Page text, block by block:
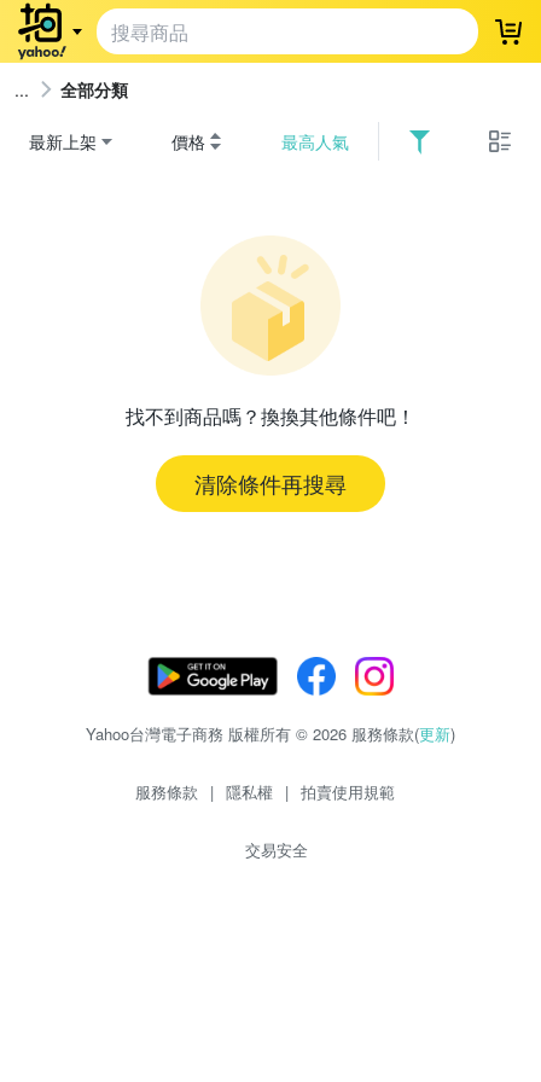
登
全部分類
最新上架 價格 最高人氣
找不到商品嗎？換換其他條件吧！
清除條件再搜尋
Yahoo台灣電子商務 版權所有 © 2026 服務條款(更新)
服務條款 | 隱私權 | 拍賣使用規範
交易安全